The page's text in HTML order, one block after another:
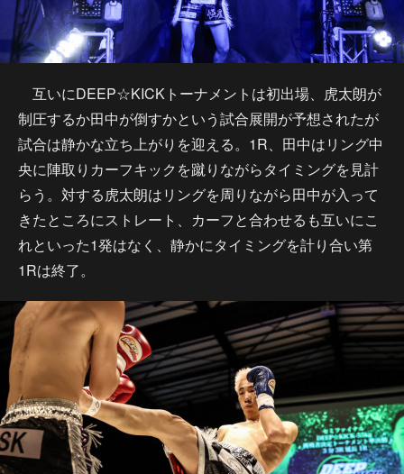
互いにDEEP☆KICKトーナメントは初出場、虎太朗が
制圧するか田中が倒すかという試合展開が予想されたが
試合は静かな立ち上がりを迎える。1R、田中はリング中
央に陣取りカーフキックを蹴りながらタイミングを見計
らう。対する虎太朗はリングを周りながら田中が入って
きたところにストレート、カーフと合わせるも互いにこ
れといった1発はなく、静かにタイミングを計り合い第
1Rは終了。